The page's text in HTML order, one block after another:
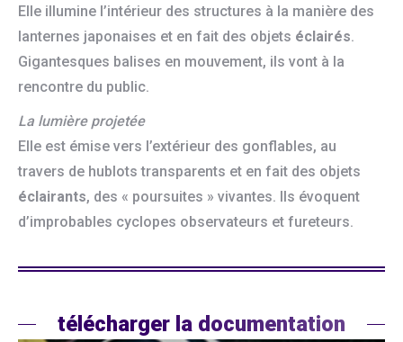
Elle illumine l’intérieur des structures à la manière des
lanternes japonaises et en fait des objets éclairés.
Gigantesques balises en mouvement, ils vont à la
rencontre du public.
La lumière projetée
Elle est émise vers l’extérieur des gonflables, au
travers de hublots transparents et en fait des objets
éclairants, des « poursuites » vivantes. Ils évoquent
d’improbables cyclopes observateurs et fureteurs.
télécharger la documentation